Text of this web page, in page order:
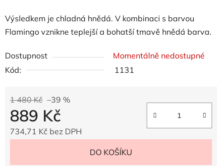
Výsledkem je chladná hnědá. V kombinaci s barvou
Flamingo vznikne teplejší a bohatší tmavě hnědá barva.
Dostupnost
Momentálně nedostupné
Kód:
1131
1 480 Kč –39 %
889 Kč
734,71 Kč bez DPH
DO KOŠÍKU